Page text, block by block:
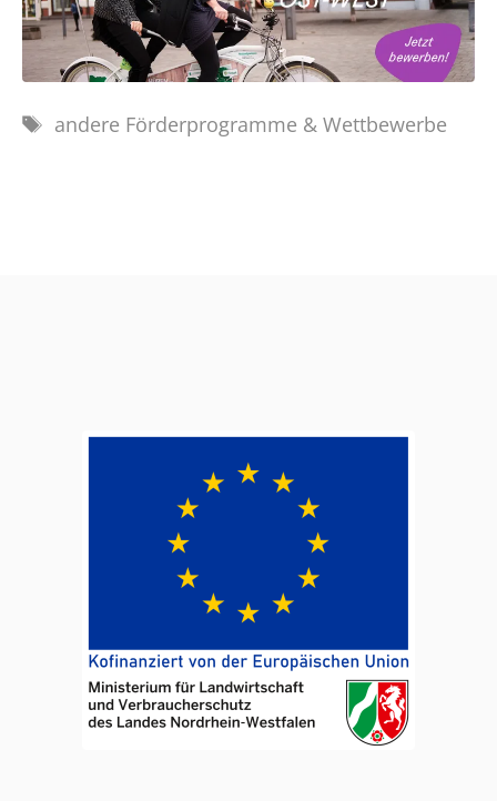
Schlagwörter
andere Förderprogramme & Wettbewerbe